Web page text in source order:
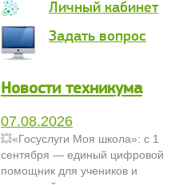
Личный кабинет
Задать вопрос
Новости техникума
07.08.2026
💥«Госуслуги Моя школа»: с 1
сентября — единый цифровой
помощник для учеников и